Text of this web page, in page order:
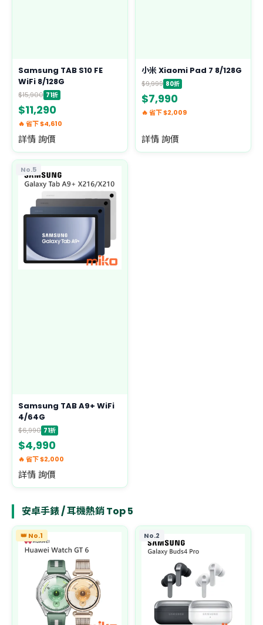
Samsung TAB S10 FE
WiFi 8/128G
$15,900 71折
$11,290
🔥 省下 $4,610
詳情 詢價
小米 Xiaomi Pad 7 8/128G
$9,999 80折
$7,990
🔥 省下 $2,009
詳情 詢價
No.5
Samsung TAB A9+ WiFi
4/64G
$6,990 71折
$4,990
🔥 省下 $2,000
詳情 詢價
安卓手錶 / 耳機熱銷 Top 5
👑 No.1 No.2